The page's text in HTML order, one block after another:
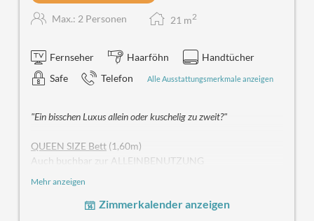
Max.: 2 Personen 21 m2
Fernseher Haarföhn
Handtücher
Safe
Telefon Alle Ausstattungsmerkmale anzeigen
"Ein bisschen Luxus allein oder kuschelig zu zweit?"
QUEEN SIZE Bett (1,60m)
Auch buchbar zur ALLEINBENUTZUNG
Unsere Zimmer „EMMA“ befinden sich im Haupthaus und
sind bequem mit dem Aufzug erreichbar. Sie verfügen
Mehr anzeigen
Zimmerkalender anzeigen